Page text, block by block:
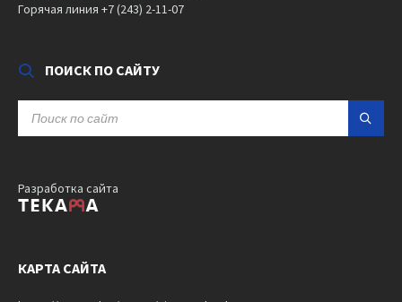
Горячая линия +7 (243) 2-11-07
ПОИСК ПО САЙТУ
Разработка сайта
КАРТА САЙТА